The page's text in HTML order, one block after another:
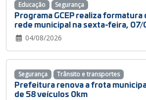
Programa GCEP realiza formatura
rede municipal na sexta-feira, 07/
04/08/2026
Educação Segurança
Prefeitura renova a frota
de 58 veículos 0km
Segurança Trânsito e transportes